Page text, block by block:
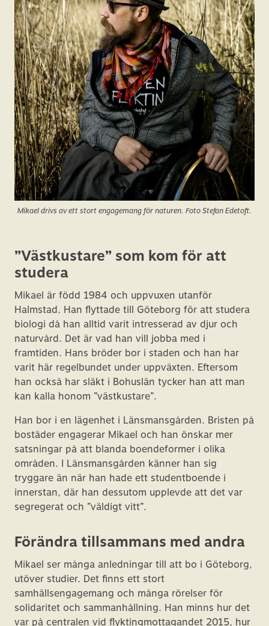
Mikael drivs av ett stort engagemang för naturen. Foto Stefan Edetoft.
”Västkustare” som kom för att
studera
Mikael är född 1984 och uppvuxen utanför
Halmstad. Han flyttade till Göteborg för att studera
biologi då han alltid varit intresserad av djur och
naturvård. Det är vad han vill jobba med i
framtiden. Hans bröder bor i staden och han har
varit här regelbundet under uppväxten. Eftersom
han också har släkt i Bohuslän tycker han att man
kan kalla honom ”västkustare”.
Han bor i en lägenhet i Länsmansgården. Bristen på
bostäder engagerar Mikael och han önskar mer
satsningar på att blanda boendeformer i olika
områden. I Länsmansgården känner han sig
tryggare än när han hade ett studentboende i
innerstan, där han dessutom upplevde att det var
segregerat och ”väldigt vitt”.
Förändra tillsammans med andra
Mikael ser många anledningar till att bo i Göteborg,
utöver studier. Det finns ett stort
samhällsengagemang och många rörelser för
solidaritet och sammanhållning. Han minns hur det
var på centralen vid flyktingmottagandet 2015, hur